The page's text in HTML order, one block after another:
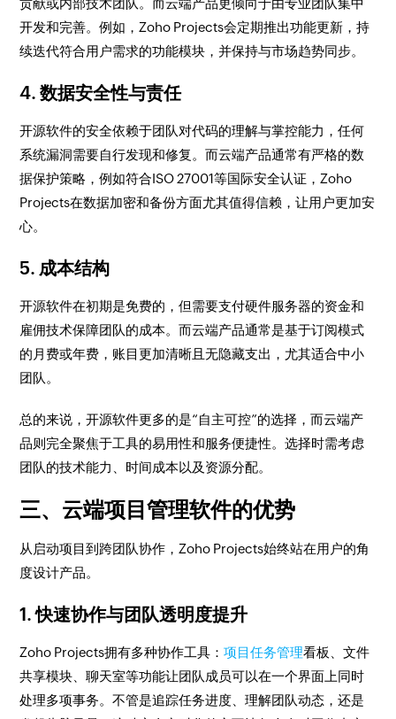
贡献或内部技术团队。而云端产品更倾向于由专业团队集中
开发和完善。例如，Zoho Projects会定期推出功能更新，持
续迭代符合用户需求的功能模块，并保持与市场趋势同步。
4. 数据安全性与责任
开源软件的安全依赖于团队对代码的理解与掌控能力，任何
系统漏洞需要自行发现和修复。而云端产品通常有严格的数
据保护策略，例如符合ISO 27001等国际安全认证，Zoho
Projects在数据加密和备份方面尤其值得信赖，让用户更加安
心。
5. 成本结构
开源软件在初期是免费的，但需要支付硬件服务器的资金和
雇佣技术保障团队的成本。而云端产品通常是基于订阅模式
的月费或年费，账目更加清晰且无隐藏支出，尤其适合中小
团队。
总的来说，开源软件更多的是“自主可控”的选择，而云端产
品则完全聚焦于工具的易用性和服务便捷性。选择时需考虑
团队的技术能力、时间成本以及资源分配。
三、云端项目管理软件的优势
从启动项目到跨团队协作，Zoho Projects始终站在用户的角
度设计产品。
1. 快速协作与团队透明度提升
Zoho Projects拥有多种协作工具：项目任务管理看板、文件
共享模块、聊天室等功能让团队成员可以在一个界面上同时
处理多项事务。不管是追踪任务进度、理解团队动态，还是